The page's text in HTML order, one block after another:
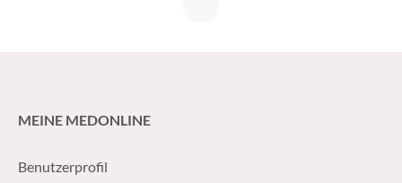
MEINE MEDONLINE
Benutzerprofil